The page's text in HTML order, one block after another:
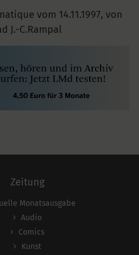
vom 14.11.1997, von
J.-C.Rampal
Zeitung
Monatsausgabe
Audio
Comics
Kunst